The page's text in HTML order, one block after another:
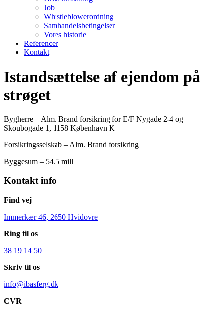
Job
Whistleblowerordning
Samhandelsbetingelser
Vores historie
Referencer
Kontakt
Istandsættelse af ejendom på
strøget
Bygherre – Alm. Brand forsikring for E/F Nygade 2-4 og
Skoubogade 1, 1158 København K
Forsikringsselskab – Alm. Brand forsikring
Byggesum – 54.5 mill
Kontakt info
Find vej
Immerkær 46, 2650 Hvidovre
Ring til os
38 19 14 50
Skriv til os
info@ibasferg.dk
CVR